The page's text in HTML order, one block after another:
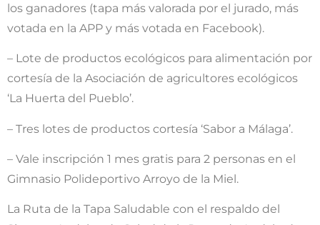
los ganadores (tapa más valorada por el jurado, más
votada en la APP y más votada en Facebook).
– Lote de productos ecológicos para alimentación por
cortesía de la Asociación de agricultores ecológicos
‘La Huerta del Pueblo’.
– Tres lotes de productos cortesía ‘Sabor a Málaga’.
– Vale inscripción 1 mes gratis para 2 personas en el
Gimnasio Polideportivo Arroyo de la Miel.
La Ruta de la Tapa Saludable con el respaldo del